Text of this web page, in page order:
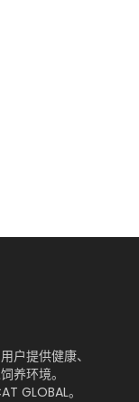
户提供健康、
养环境。
GLOBAL。